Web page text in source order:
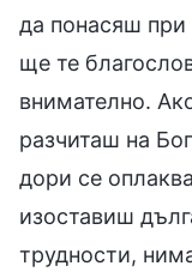
да понасяш при
ще те
внимателно.
разчиташ на
дори се
изоставиш
трудности,